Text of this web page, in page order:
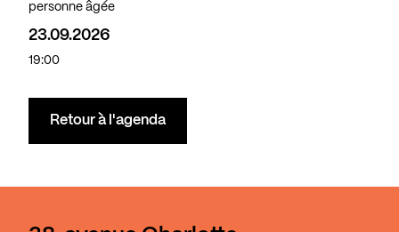
personne âgée
23.09.2026
19:00
Retour à l'agenda